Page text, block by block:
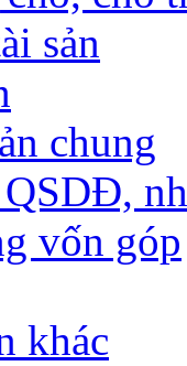
sản
chung
vốn góp
khác